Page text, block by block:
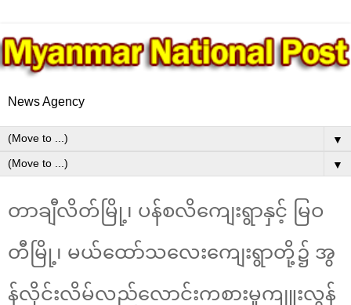
News Agency
▼
▼
တာချီလိတ်မြို့၊ ပန်စလိကျေးရွာနှင့် မြဝ
တီမြို့၊ မယ်ထော်သလေးကျေးရွာတို့၌ အွ
န်လိုင်းလိမ်လည်လောင်းကစားမှုကျူးလွန်